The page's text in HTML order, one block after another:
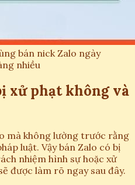
bán nick Zalo ngày
nhiều
xử phạt không và
mà không lường trước rằng
luật. Vậy bán Zalo có bị
nhiệm hình sự hoặc xử
được làm rõ ngay sau đây.